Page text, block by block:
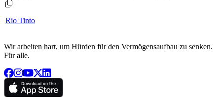
Rio Tinto
Wir arbeiten hart, um Hürden für den Vermögensaufbau zu senken.
Für alle.